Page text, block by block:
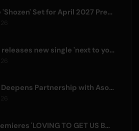
TV Anime 'Shozen' Set for April 2027 Premiere on Fuji TV
Sagiri Sol releases new single 'next to your love' after hiatus
Kizuna AI Deepens Partnership with Asobisystem Ahead of 10th Anniversary World Tour
EMNW Premieres 'LOVING TO GET US BY' Music Video on August 7